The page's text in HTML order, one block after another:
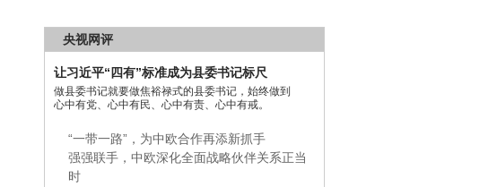
央视网评
让习近平“四有”标准成为县委书记标尺
做县委书记就要做焦裕禄式的县委书记，始终做到
心中有党、心中有民、心中有责、心中有戒。
“一带一路”，为中欧合作再添新抓手
强强联手，中欧深化全面战略伙伴关系正当
时